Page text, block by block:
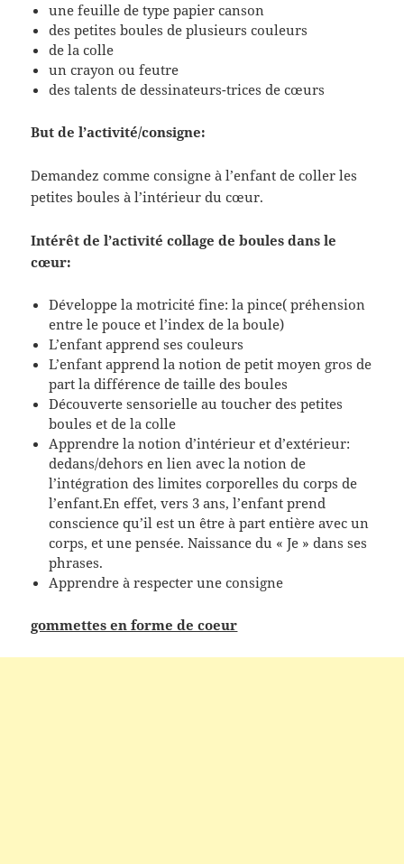
une feuille de type papier canson
des petites boules de plusieurs couleurs
de la colle
un crayon ou feutre
des talents de dessinateurs-trices de cœurs
But de l’activité/consigne:
Demandez comme consigne à l’enfant de coller les
petites boules à l’intérieur du cœur.
Intérêt de l’activité collage de boules dans le
cœur:
Développe la motricité fine: la pince( préhension
entre le pouce et l’index de la boule)
L’enfant apprend ses couleurs
L’enfant apprend la notion de petit moyen gros de
part la différence de taille des boules
Découverte sensorielle au toucher des petites
boules et de la colle
Apprendre la notion d’intérieur et d’extérieur:
dedans/dehors en lien avec la notion de
l’intégration des limites corporelles du corps de
l’enfant.En effet, vers 3 ans, l’enfant prend
conscience qu’il est un être à part entière avec un
corps, et une pensée. Naissance du « Je » dans ses
phrases.
Apprendre à respecter une consigne
gommettes en forme de coeur